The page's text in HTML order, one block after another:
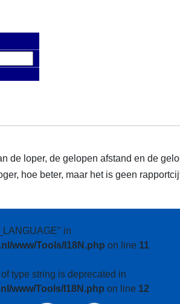
de loper, de gelopen afstand en de
hoe beter, maar het is geen
in
www/Tools/I18N.php on line 11
type string is deprecated in
www/Tools/I18N.php on line 12